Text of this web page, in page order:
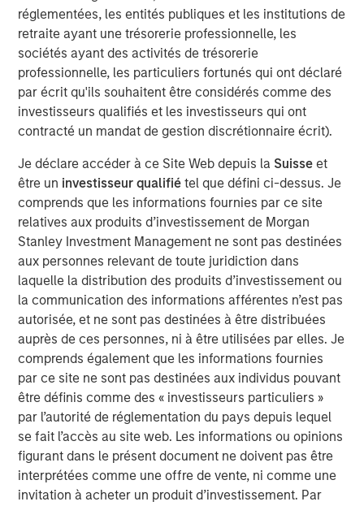
réglementées, les entités publiques et les institutions de
retraite ayant une trésorerie professionnelle, les
sociétés ayant des activités de trésorerie
professionnelle, les particuliers fortunés qui ont déclaré
par écrit qu'ils souhaitent être considérés comme des
investisseurs qualifiés et les investisseurs qui ont
contracté un mandat de gestion discrétionnaire écrit).
Je déclare accéder à ce Site Web depuis la Suisse et
être un investisseur qualifiétel que défini ci-dessus. Je
comprends que les informations fournies par ce site
relatives aux produits d’investissement de Morgan
Stanley Investment Management ne sont pas destinées
aux personnes relevant de toute juridiction dans
laquelle la distribution des produits d’investissement ou
la communication des informations afférentes n’est pas
autorisée, et ne sont pas destinées à être distribuées
auprès de ces personnes, ni à être utilisées par elles. Je
comprends également que les informations fournies
par ce site ne sont pas destinées aux individus pouvant
être définis comme des « investisseurs particuliers »
par l’autorité de réglementation du pays depuis lequel
se fait l’accès au site web. Les informations ou opinions
figurant dans le présent document ne doivent pas être
interprétées comme une offre de vente, ni comme une
invitation à acheter un produit d’investissement. Par
Richard Perrott
Managing Director
Alors que la course mondiale aux dépenses
pas faiblir, le marché considère déjà tout un éventail
d’entreprises comme les « grandes perdantes » de l’IA
avancée, leurs données, gigantesques, risquant de subir
une sorte de banalisation. En se penchant de plus près
sur les très nombreuses niches de qualité dans le secteur
industriel,1et notamment nos positions dans les services
professionnels, notre analyse montre que ces entreprises,
aux profils très différents, devraient encore bénéficier de
barrières à l’entrée élevées et, bien souvent, se sont déjà
lancées dans l’aventure de l’IA avancée.
Nous pensons qu’il est essentiel d’identifier
les sous-secteurs, ou « niches », qui sont à
la fois résilients et bénéficient de bonnes
perspectives de croissance structurelle à
long terme. »
Les apparences peuvent être trompeuses